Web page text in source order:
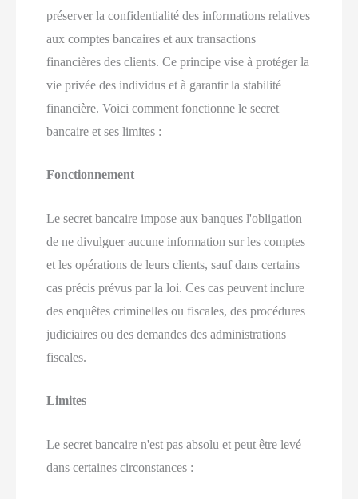
préserver la confidentialité des informations relatives
aux comptes bancaires et aux transactions
financières des clients. Ce principe vise à protéger la
vie privée des individus et à garantir la stabilité
financière. Voici comment fonctionne le secret
bancaire et ses limites :
Fonctionnement
Le secret bancaire impose aux banques l'obligation
de ne divulguer aucune information sur les comptes
et les opérations de leurs clients, sauf dans certains
cas précis prévus par la loi. Ces cas peuvent inclure
des enquêtes criminelles ou fiscales, des procédures
judiciaires ou des demandes des administrations
fiscales.
Limites
Le secret bancaire n'est pas absolu et peut être levé
dans certaines circonstances :